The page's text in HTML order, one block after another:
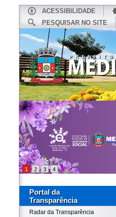
ACESSIBILIDADE
PESQUISAR NO SITE
1 2 3 4
Portal da
Transparência
Radar da Transparência